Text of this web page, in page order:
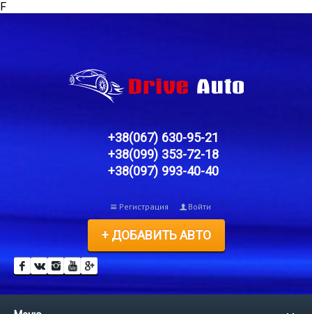
F
+38(067) 630-95-21
+38(099) 353-72-18
+38(097) 993-40-40
Регистрация Войти
+ ДОБАВИТЬ АВТО